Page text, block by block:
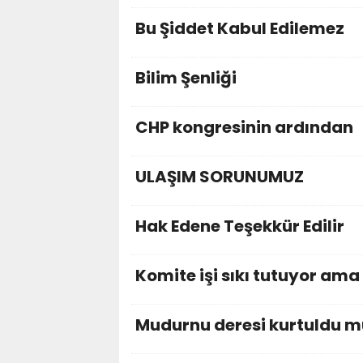
Bu Şiddet Kabul Edilemez
Bilim Şenliği
CHP kongresinin ardından
ULAŞIM SORUNUMUZ
Hak Edene Teşekkür Edilir
Komite işi sıkı tutuyor
Mudurnu deresi kurtuldu